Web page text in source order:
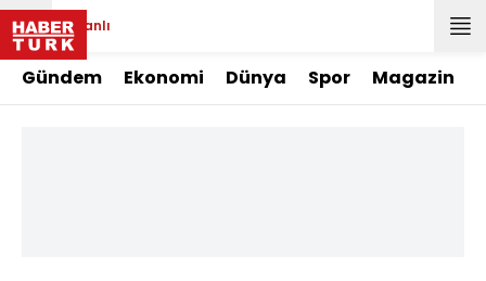
Canlı
Gündem Ekonomi Dünya Spor Magazin